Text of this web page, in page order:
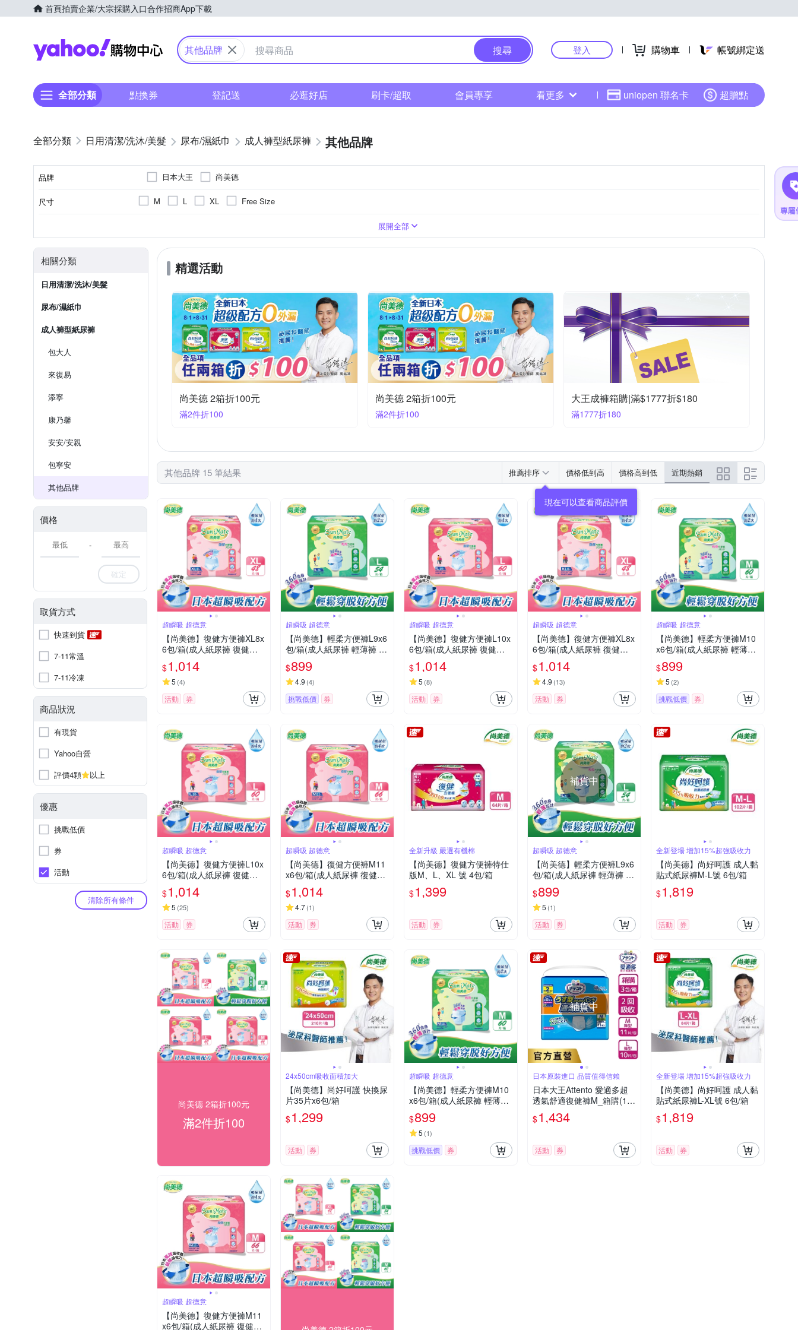
首頁拍賣企業/大宗採購入口合作招商App下載
Yahoo購物中心
其他品牌 搜尋 登入 購物車 帳號綁定送
全部分類 點換券 登記送 必逛好店 刷卡/超取 會員專享 看更多 uniopen 聯名卡 超贈點
日用清潔/洗沐/美髮 尿布/濕紙巾 成人褲型紙尿褲 其他品牌
品牌 日本大王 尚美德
尺寸 M L XL Free Size
展開全部
相關分類
日用清潔/洗沐/美髮
尿布/濕紙巾
成人褲型紙尿褲
包大人
來復易
添寧
康乃馨
安安/安親
包寧安
其他品牌
價格
-
確定
取貨方式
快速到貨
7-11常溫
7-11冷凍
商品狀況
有現貨
Yahoo自營
評價4顆
以上
優惠
挑戰低價
券
活動
清除所有條件
精選活動
尚美德 2箱折100元
滿2件折100
尚美德 2箱折100元
滿2件折100
大王成褲箱購|滿$1777折$180
滿1777折180
其他品牌 15 筆結果 推薦排序 價格低到高 價格高到低 近期熱銷
現在可以查看商品評價
超瞬吸 超德意
【尚美德】復健方便褲XL8x
6包/箱(成人紙尿褲 復健褲
褲型紙尿褲)
$1,014
5 (4)
活動 券
超瞬吸 超德意
【尚美德】輕柔方便褲L9x6
包/箱(成人紙尿褲 輕薄褲 褲
型紙尿褲)
$899
4.9 (4)
挑戰低價 券
超瞬吸 超德意
【尚美德】復健方便褲L10x
6包/箱(成人紙尿褲 復健褲
褲型紙尿褲)
$1,014
5 (8)
活動 券
超瞬吸 超德意
【尚美德】復健方便褲XL8x
6包/箱(成人紙尿褲 復健褲
褲型紙尿褲)
$1,014
4.9 (13)
活動 券
超瞬吸 超德意
【尚美德】輕柔方便褲M10
x6包/箱(成人紙尿褲 輕薄褲
褲型紙尿褲)
$899
5 (2)
挑戰低價 券
超瞬吸 超德意
【尚美德】復健方便褲L10x
6包/箱(成人紙尿褲 復健褲
褲型紙尿褲)
$1,014
5 (25)
活動 券
超瞬吸 超德意
【尚美德】復健方便褲M11
x6包/箱(成人紙尿褲 復健褲
褲型紙尿褲)
$1,014
4.7(1)
活動 券
全新升級 嚴選有機棉
【尚美德】復健方便褲特仕
版M、L、XL 號 4包/箱
$1,399
活動 券
補貨中
超瞬吸 超德意
【尚美德】輕柔方便褲L9x6
包/箱(成人紙尿褲 輕薄褲 褲
型紙尿褲)
$899
5 (1)
活動 券
全新登場 增加15%超強吸收力
【尚美德】尚好呵護 成人黏
貼式紙尿褲M-L號 6包/箱
$1,819
活動 券
尚美德 2箱折100元
滿2件折100
24x50cm吸收面積加大
【尚美德】尚好呵護 快換尿
片35片x6包/箱
$1,299
活動 券
超瞬吸 超德意
【尚美德】輕柔方便褲M10
x6包/箱(成人紙尿褲 輕薄褲
褲型紙尿褲)
$899
5 (1)
挑戰低價 券
補貨中
日本原裝進口 品質值得信賴
日本大王Attento 愛適多超
透氣舒適復健褲M_箱購(11
片/包x6包)
$1,434
活動 券
全新登場 增加15%超強吸收力
【尚美德】尚好呵護 成人黏
貼式紙尿褲L-XL號 6包/箱
$1,819
活動 券
超瞬吸 超德意
【尚美德】復健方便褲M11
x6包/箱(成人紙尿褲 復健褲